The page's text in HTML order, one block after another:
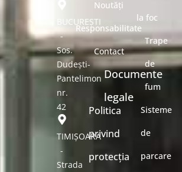
BUCUREȘTI
-
Sos.
Dudești-
Pantelimon
nr.
42
TIMIȘOARA
-
Strada
Noutăți
Responsabilitate
Contact
Documente
legale
Politica
privind
protecția
la foc
Trape
de
fum
Sisteme
de
parcare